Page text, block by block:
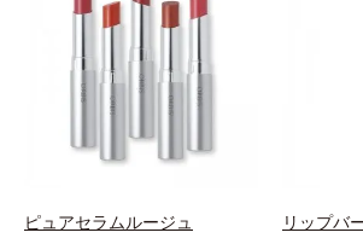
触れずに乾
こそ、肌負担が少ない低刺激設計の
ト。「クリアフル エッセンス カバ
ー ファンデーション」は紫外線吸
収剤不使用のうえ、敏感肌対象パッ
チテスト済(*2)、ノンコメドジェニ
ックテスト済(*3)で、とことん肌の
に包まれた水分保持力の高い粉体や
る高機能化
ンケア発想
分が肌全
うるおいを
クリームの
燥による
し、つるん
す。むやみ
ピュアセラムルージュ リップバ